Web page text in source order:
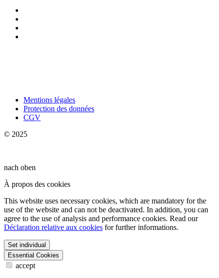
Mentions légales
Protection des données
CGV
© 2025
nach oben
À propos des cookies
This website uses necessary cookies, which are mandatory for the
use of the website and can not be deactivated. In addition, you can
agree to the use of analysis and performance cookies. Read our
Déclaration relative aux cookies for further informations.
Set individual
Essential Cookies
accept